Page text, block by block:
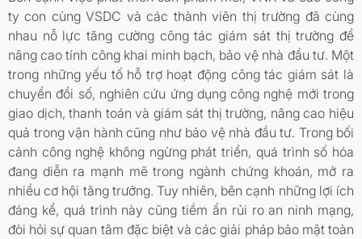
ty con cùng VSDC và các thành viên thị trường đã cùng
nhau nỗ lực tăng cường công tác giám sát thị trường để
nâng cao tính công khai minh bạch, bảo vệ nhà đầu tư. Một
trong những yếu tố hỗ trợ hoạt động công tác giám sát là
chuyển đổi số, nghiên cứu ứng dụng công nghệ mới trong
giao dịch, thanh toán và giám sát thị trường, nâng cao hiệu
quả trong vận hành cũng như bảo vệ nhà đầu tư. Trong bối
cảnh công nghệ không ngừng phát triển, quá trình số hóa
đang diễn ra mạnh mẽ trong ngành chứng khoán, mở ra
nhiều cơ hội tăng trưởng. Tuy nhiên, bên cạnh những lợi ích
đáng kể, quá trình này cũng tiềm ẩn rủi ro an ninh mạng,
đòi hỏi sự quan tâm đặc biệt và các giải pháp bảo mật toàn